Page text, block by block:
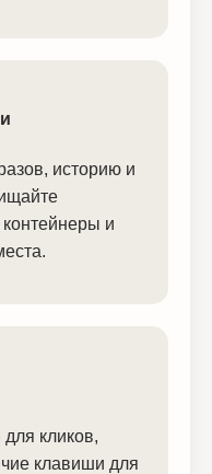
историю и
и
кликов,
клавиши для